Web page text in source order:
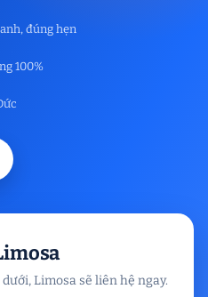
đúng hẹn
100%
Limosa sẽ liên hệ ngay.